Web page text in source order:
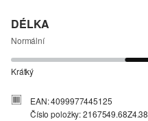
DÉLKA
Normální
Krátký
EAN: 4099977445125
Číslo položky: 2167549.68Z4.38